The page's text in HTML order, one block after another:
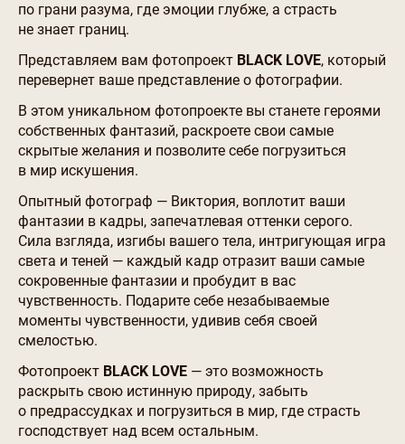
по грани разума, где эмоции глубже, а страсть
не знает границ.
Представляем вам фотопроект BLACK LOVE, который
перевернет ваше представление о фотографии.
В этом уникальном фотопроекте вы станете героями
собственных фантазий, раскроете свои самые
скрытые желания и позволите себе погрузиться
в мир искушения.
Опытный фотограф — Виктория, воплотит ваши
фантазии в кадры, запечатлевая оттенки серого.
Сила взгляда, изгибы вашего тела, интригующая игра
света и теней — каждый кадр отразит ваши самые
сокровенные фантазии и пробудит в вас
чувственность. Подарите себе незабываемые
моменты чувственности, удивив себя своей
смелостью.
Фотопроект BLACK LOVE — это возможность
раскрыть свою истинную природу, забыть
о предрассудках и погрузиться в мир, где страсть
господствует над всем остальным.